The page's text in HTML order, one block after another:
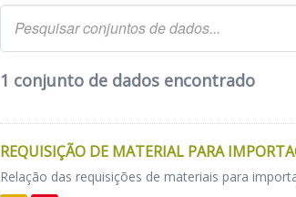
1 conjunto de dados encontrado
REQUISIÇÃO DE MATERIAL PARA
Relação das requisições de materiais para